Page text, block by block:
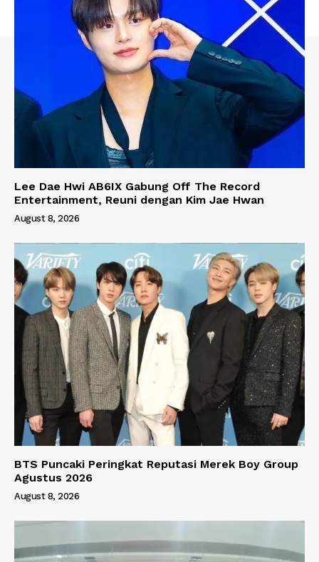
Lee Dae Hwi AB6IX Gabung Off The Record
Entertainment, Reuni dengan Kim Jae Hwan
August 8, 2026
BTS Puncaki Peringkat Reputasi Merek Boy Group
Agustus 2026
August 8, 2026